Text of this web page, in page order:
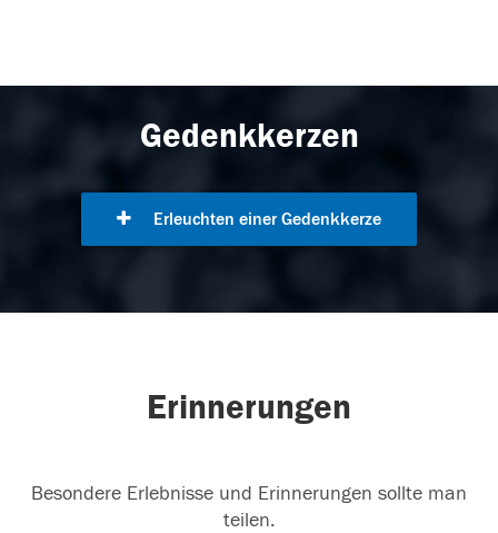
Gedenkkerzen
Erleuchten einer Gedenkkerze
Erinnerungen
Besondere Erlebnisse und Erinnerungen sollte man
teilen.